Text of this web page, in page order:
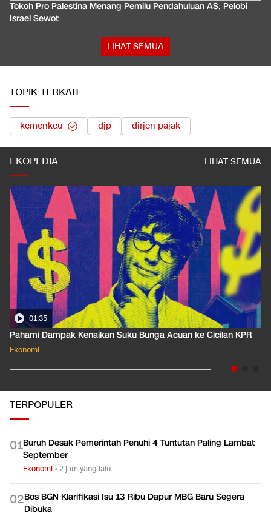
Tokoh Pro Palestina Menang Pemilu Pendahuluan AS, Pelobi
Israel Sewot
LIHAT SEMUA
TOPIK TERKAIT
kemenkeu djp dirjen pajak
EKOPEDIA LIHAT SEMUA
01:35
Pahami Dampak Kenaikan Suku Bunga Acuan ke Cicilan KPR
Ekonomi
TERPOPULER
01Buruh Desak Pemerintah Penuhi 4 Tuntutan Paling Lambat
September
Ekonomi •2 jam yang lalu
02Bos BGN Klarifikasi Isu 13 Ribu Dapur MBG Baru Segera
Dibuka